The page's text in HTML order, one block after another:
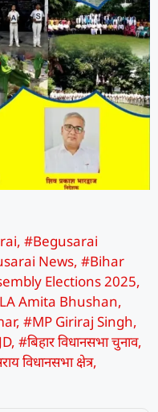
, #Begusarai
News, #Bihar
Elections 2025,
Amita Bhushan,
, #MP Giriraj Singh,
, #बिहार विधानसभा चुनाव,
विधानसभा क्षेत्र,